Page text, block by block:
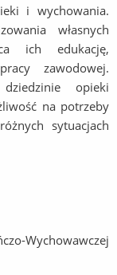
i wychowania.
własnych
ich edukację,
zawodowej.
opieki
na potrzeby
sytuacjach
Wychowawczej